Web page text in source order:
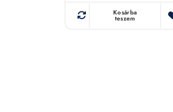
Kosárba
teszem